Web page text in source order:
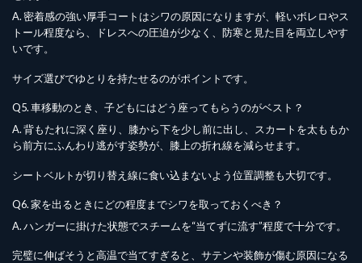
A. 密着感の強い厚手コートはシワの原因になりますが、軽いボレロやス
トール程度なら、ドレスへの圧迫が少なく、防寒と見た目を両立しやす
いです。
サイズ選びでゆとりを持たせるのがポイントです。
Q5. 車移動のとき、子どもにはどう座ってもらうのがベスト？
A. 背もたれに深く座り、膝から下を少し前に出し、スカートを太ももか
ら前方にふんわり逃がす姿勢が、膝上の折れ線を減らせます。
シートベルトが切り替え線に食い込まないよう位置調整も大切です。
Q6. 家を出るときにどの程度までシワを取っておくべき？
A. ハンガーに掛けた状態でスチームを“当てずに流す”程度で十分です。
完璧に伸ばそうと高温で当てすぎると、サテンや装飾が傷む原因になる